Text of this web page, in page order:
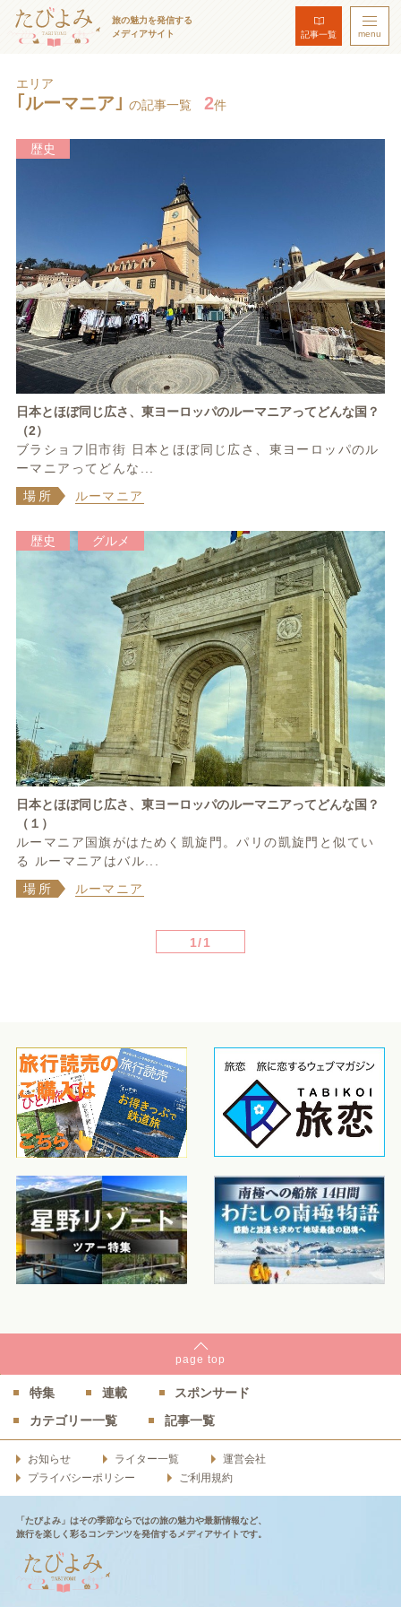
旅の魅力を発信する
メディアサイト
記事一覧 menu
エリア
｢ルーマニア｣ の記事一覧 2件
歴史
日本とほぼ同じ広さ、東ヨーロッパのルーマニアってどんな国？
（2）
ブラショフ旧市街 日本とほぼ同じ広さ、東ヨーロッパのル
ーマニアってどんな...
場所
ルーマニア
歴史 グルメ
日本とほぼ同じ広さ、東ヨーロッパのルーマニアってどんな国？
（１）
ルーマニア国旗がはためく凱旋門。パリの凱旋門と似てい
る ルーマニアはバル...
場所
ルーマニア
1/1
page top
特集 連載
スポンサード
カテゴリー一覧
記事一覧
お知らせ ライター一覧
運営会社
プライバシーポリシー
ご利用規約
「たびよみ」はその季節ならではの旅の魅力や最新情報など、
旅行を楽しく彩るコンテンツを発信するメディアサイトです。